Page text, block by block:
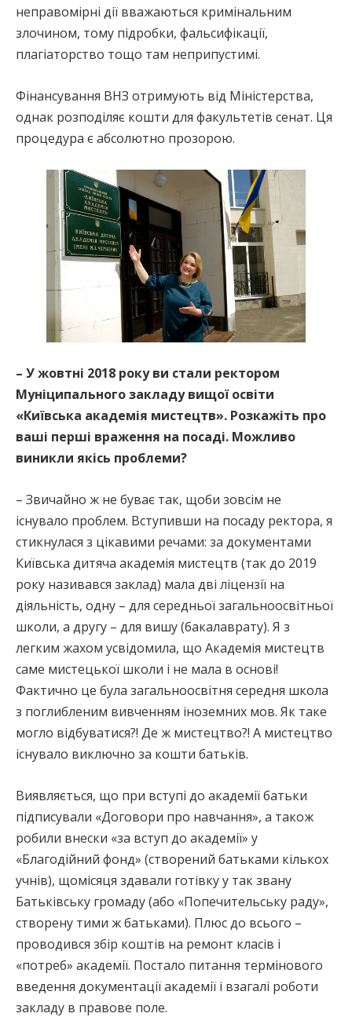
неправомірні дії вважаються кримінальним
злочином, тому підробки, фальсифікації,
плагіаторство тощо там неприпустимі.
Фінансування ВНЗ отримують від Міністерства,
однак розподіляє кошти для факультетів сенат. Ця
процедура є абсолютно прозорою.
– У жовтні 2018 року ви стали ректором
Муніципального закладу вищої освіти
«Київська академія мистецтв». Розкажіть про
ваші перші враження на посаді. Можливо
виникли якісь проблеми?
– Звичайно ж не буває так, щоби зовсім не
існувало проблем. Вступивши на посаду ректора, я
стикнулася з цікавими речами: за документами
Київська дитяча академія мистецтв (так до 2019
року називався заклад) мала дві ліцензії на
діяльність, одну – для середньої загальноосвітньої
школи, а другу – для вишу (бакалаврату). Я з
легким жахом усвідомила, що Академія мистецтв
саме мистецької школи і не мала в основі!
Фактично це була загальноосвітня середня школа
з поглибленим вивченням іноземних мов. Як таке
могло відбуватися?! Де ж мистецтво?! А мистецтво
існувало виключно за кошти батьків.
Виявляється, що при вступі до академії батьки
підписували «Договори про навчання», а також
робили внески «за вступ до академії» у
«Благодійний фонд» (створений батьками кількох
учнів), щомісяця здавали готівку у так звану
Батьківську громаду (або «Попечительську раду»,
створену тими ж батьками). Плюс до всього –
проводився збір коштів на ремонт класів і
«потреб» академії. Постало питання термінового
введення документації академії і взагалі роботи
закладу в правове поле.